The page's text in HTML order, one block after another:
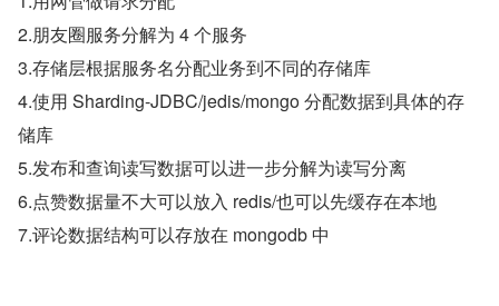
2.朋友圈服务分解为 4 个服务
3.存储层根据服务名分配业务到不同的存储库
4.使用 Sharding-JDBC/jedis/mongo 分配数据到具体的存
储库
5.发布和查询读写数据可以进一步分解为读写分离
6.点赞数据量不大可以放入 redis/也可以先缓存在本地
7.评论数据结构可以存放在 mongodb 中